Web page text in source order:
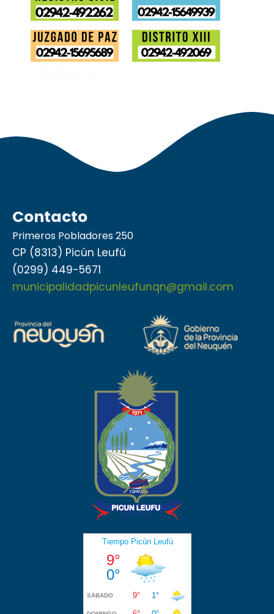
Contacto
Primeros Pobladores 250
CP (8313) Picún Leufú
(0299) 449-5671
municipalidadpicunleufunqn@gmail.com